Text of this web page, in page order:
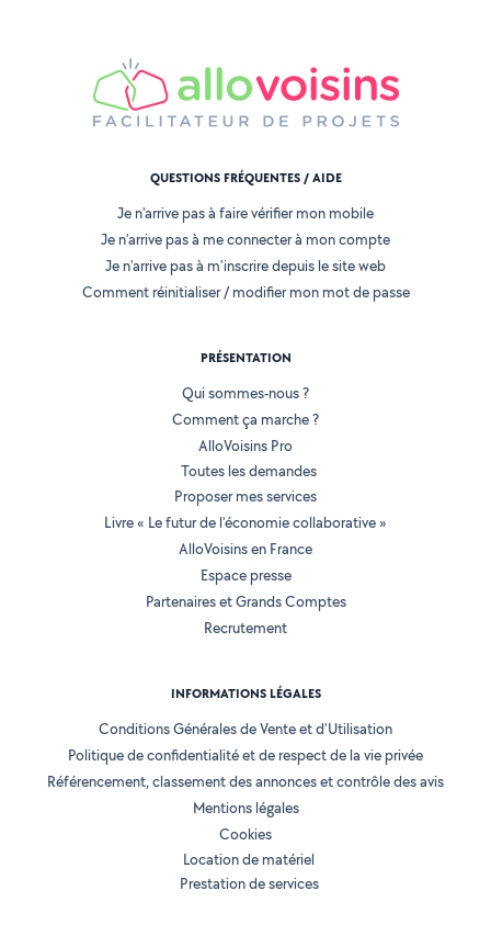
QUESTIONS FRÉQUENTES / AIDE
Je n'arrive pas à faire vérifier mon mobile
Je n'arrive pas à me connecter à mon compte
Je n'arrive pas à m'inscrire depuis le site web
Comment réinitialiser / modifier mon mot de passe
PRÉSENTATION
Qui sommes-nous ?
Comment ça marche ?
AlloVoisins Pro
Toutes les demandes
Proposer mes services
Livre « Le futur de l'économie collaborative »
AlloVoisins en France
Espace presse
Partenaires et Grands Comptes
Recrutement
INFORMATIONS LÉGALES
Conditions Générales de Vente et d'Utilisation
Politique de confidentialité et de respect de la vie privée
Référencement, classement des annonces et contrôle des avis
Mentions légales
Cookies
Location de matériel
Prestation de services